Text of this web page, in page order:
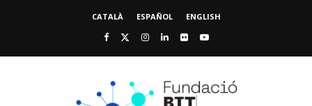
CATALÀ ESPAÑOL ENGLISH